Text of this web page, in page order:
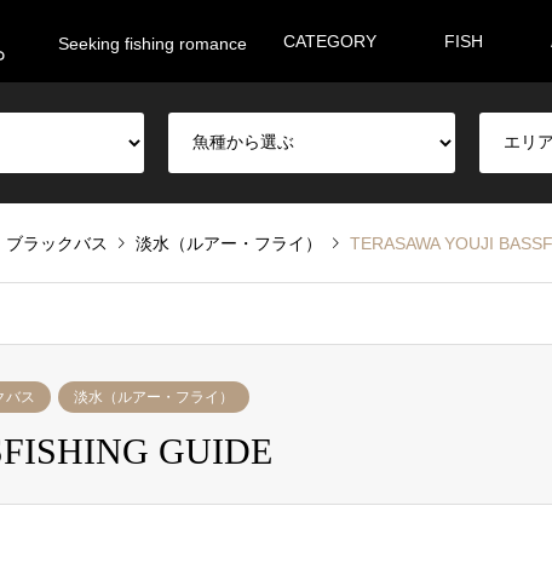
Seeking fishing romance CATEGORY FISH
ブラックバス 淡水（ルアー・フライ） TERASAWA YOUJI
バス 淡水（ルアー・フライ）
GUIDE